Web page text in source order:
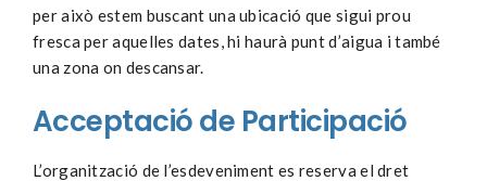
per això estem buscant una ubicació que sigui prou
fresca per aquelles dates, hi haurà punt d’aigua i també
una zona on descansar.
Acceptació de Participació
L’organització de l’esdeveniment es reserva el dret